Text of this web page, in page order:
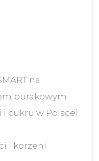
na
burakowym
cukru w Polscei
i korzeni